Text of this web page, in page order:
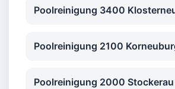
Poolreinigung 3400
Poolreinigung 2100
Poolreinigung 2000 Stockerau